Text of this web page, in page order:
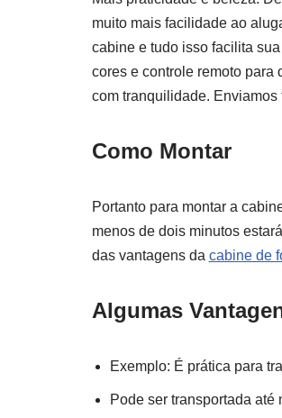
muito mais facilidade ao
cabine e tudo isso facilita
cores e controle remoto para
com tranquilidade. Enviamos
Como Montar
Portanto para montar a
menos de dois minutos
das vantagens da cabine de
Algumas
Exemplo: É prática para
Pode ser transportada até